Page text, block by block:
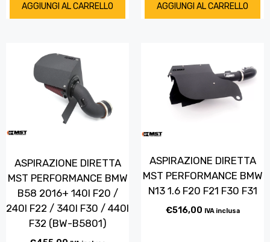
AGGIUNGI AL CARRELLO AGGIUNGI AL CARRELLO
ASPIRAZIONE DIRETTA
MST PERFORMANCE BMW
B58 2016+ 140I F20 /
240I F22 / 340I F30 / 440I
F32 (BW-B5801)
ASPIRAZIONE DIRETTA
MST PERFORMANCE BMW
N13 1.6 F20 F21 F30 F31
€516,00 IVA inclusa